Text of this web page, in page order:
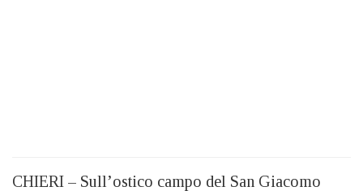
CHIERI – Sull’ostico campo del San Giacomo